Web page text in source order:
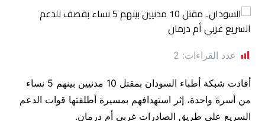
عدد القراءات: 2
أفادت شبكة أطباء السودان بمقتل 10 مدنيين بينهم 5 نساء
من أسرة واحدة، إثر استهدافهم بمسيرة أطلقتها قوات الدعم
السريع على طريق الصادرات غربي أم درمان.